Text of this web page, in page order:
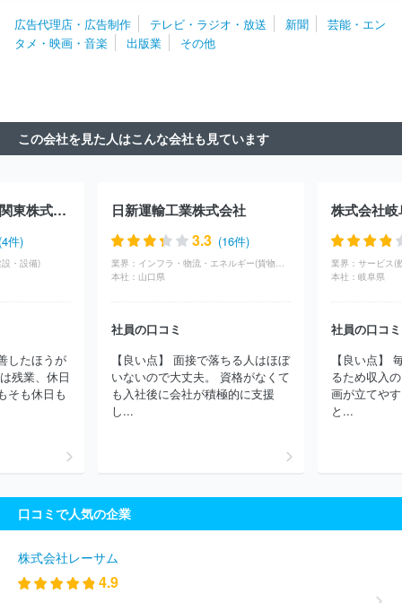
広告代理店・広告制作 テレビ・ラジオ・放送 新聞
芸能・エン
タメ・映画・音楽
出版業 その他
この会社を見た人はこんな会社も見ています
ミサワリフォーム関東株式会社
件)
・設備)
したほうが
残業、休日
そも休日も
日新運輸工業株式会社
3.3 (16件)
業界：
本社： 山口県
社員の口コミ
【良い点】 面接で落ちる人はほぼ
いないので大丈夫。 資格がなくて
も入社後に会社が積極的に支援
し...
業界： サービス(
本社： 岐阜県
社員の口コミ
【良い点】
るため収入
画が立てや
と...
口コミで人気の企業
株式会社レーサム
4.9